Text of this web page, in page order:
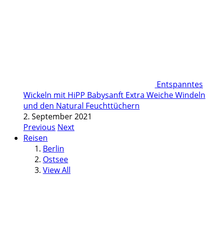
Entspanntes
Wickeln mit HiPP Babysanft Extra Weiche Windeln
und den Natural Feuchttüchern
2. September 2021
Previous Next
Reisen
Berlin
Ostsee
View All